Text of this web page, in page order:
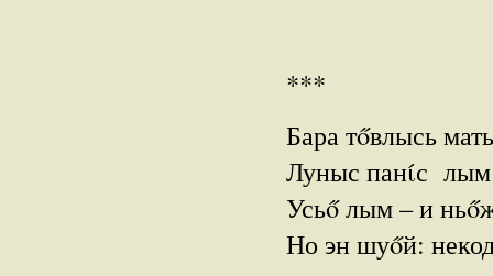
***
Бара тőвлысь
Луныс панίс
Усьő лым – и
Но эн шуőй: